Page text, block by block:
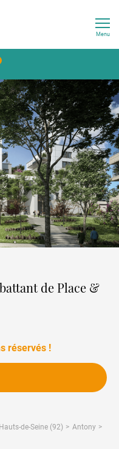
Menu
de Place &
réservés !
Hauts-de-Seine (92)
Antony